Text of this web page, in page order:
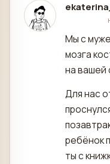
Мы с
мозга
на вашей
Для нас
ребёнок
ты с